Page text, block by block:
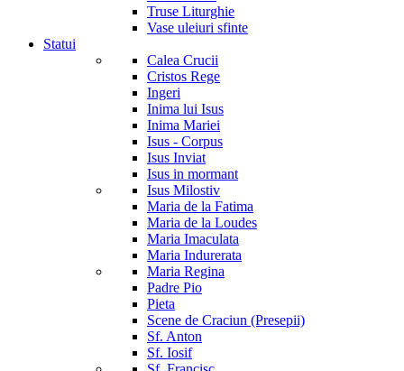
Truse Liturghie
Vase uleiuri sfinte
Statui
Calea Crucii
Cristos Rege
Ingeri
Inima lui Isus
Inima Mariei
Isus - Corpus
Isus Inviat
Isus in mormant
Isus Milostiv
Maria de la Fatima
Maria de la Loudes
Maria Imaculata
Maria Indurerata
Maria Regina
Padre Pio
Pieta
Scene de Craciun (Presepii)
Sf. Anton
Sf. Iosif